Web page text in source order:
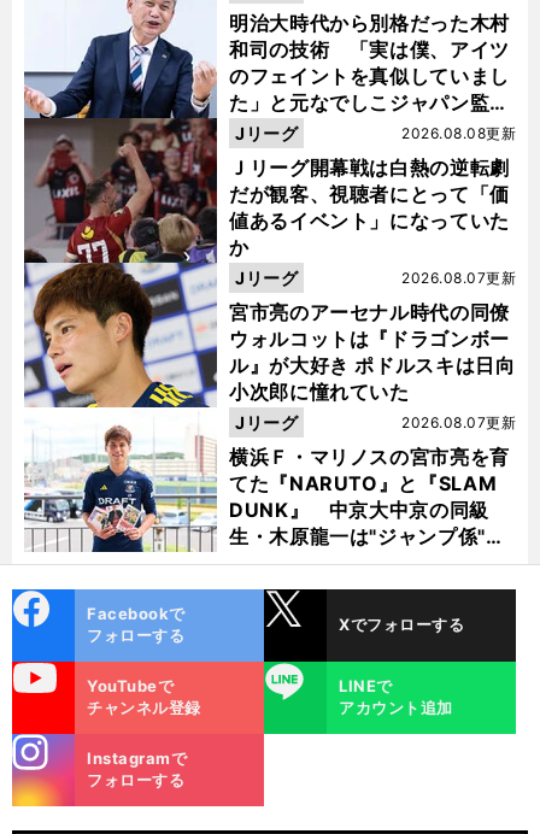
明治大時代から別格だった木村
和司の技術 「実は僕、アイツ
のフェイントを真似していまし
た」と元なでしこジャパン監
督・佐々木則夫
Ｊリーグ開幕戦は白熱の逆転劇
だが観客、視聴者にとって「価
値あるイベント」になっていた
か
2026.08.08更新
Jリーグ
宮市亮のアーセナル時代の同僚
ウォルコットは『ドラゴンボー
ル』が大好き ポドルスキは日向
小次郎に憧れていた
2026.08.07更新
Jリーグ
横浜Ｆ・マリノスの宮市亮を育
てた『NARUTO』と『SLAM
DUNK』 中京大中京の同級
生・木原龍一は"ジャンプ係"だ
った
2026.08.07更新
Jリーグ
ok
Facebookで
フォローする
Xでフォローする
YouTubeで
チャンネル登録
LINE
LINEで
アカウント追加
m
Instagramで
フォローする